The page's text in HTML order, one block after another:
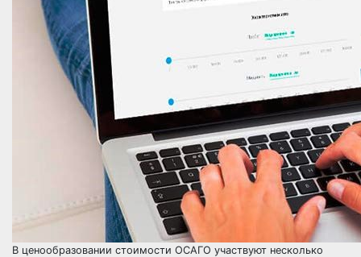
В ценообразовании стоимости ОСАГО участвуют несколько